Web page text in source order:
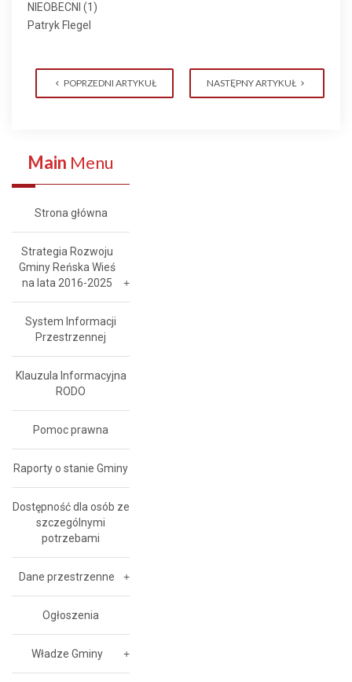
NIEOBECNI (1)
Patryk Flegel
POPRZEDNI ARTYKUŁ NASTĘPNY ARTYKUŁ
Main Menu
Strona główna
Strategia Rozwoju
Gminy Reńska Wieś
na lata 2016-2025
System Informacji
Przestrzennej
Klauzula Informacyjna
RODO
Pomoc prawna
Raporty o stanie Gminy
Dostępność dla osób ze
szczególnymi
potrzebami
Dane przestrzenne
Ogłoszenia
Władze Gminy